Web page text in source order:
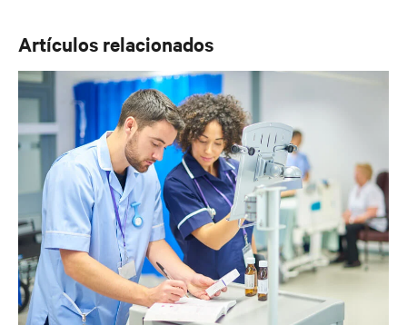
Artículos relacionados